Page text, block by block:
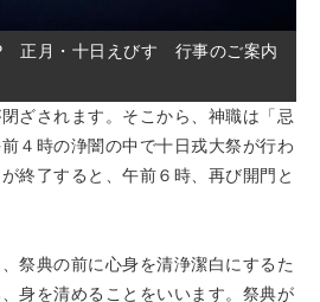
正月・十日えびす 行事のご案内
ざされます。そこから、神職は「忌
４時の浄闇の中で十日戎大祭が行わ
終了すると、午前６時、再び開門と
祭典の前に心身を清浄潔白にするた
身を清めることをいいます。祭典が